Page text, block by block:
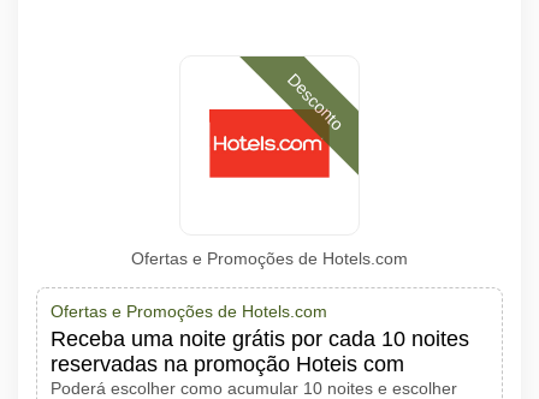
Desconto
Ofertas e Promoções de Hotels.com
Ofertas e Promoções de Hotels.com
Receba uma noite grátis por cada 10 noites
reservadas na promoção Hoteis com
Poderá escolher como acumular 10 noites e escolher